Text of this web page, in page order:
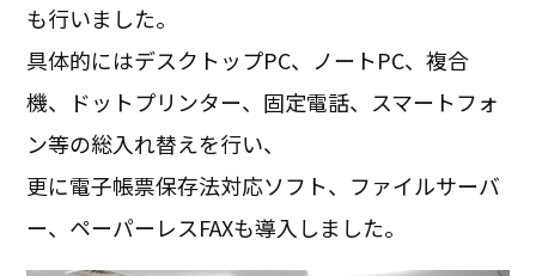
も行いました。
具体的にはデスクトップPC、ノートPC、複合
機、ドットプリンター、固定電話、スマートフォ
ン等の総入れ替えを行い、
更に電子帳票保存法対応ソフト、ファイルサーバ
ー、ペーパーレスFAXも導入しました。